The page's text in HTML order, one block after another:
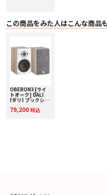
できます。
特大の29mm超軽量ソフトドームツ
開発され、既存のDALIスピーカーの
わせています。メンブレンのサイズ
クスカーションでより高い音圧を生
ます。ドーム近くのツイーターフロ
業条件を作り出しています。これに
く、着色が低くなります。
最適化されたキャビネット
この商品をみた人はこんな商品
OBERON3 [ライ
トオーク] DALI
[ダリ] ブックシェ
[ペア] 下取り査定
額20%アップ実施
79,200 税込